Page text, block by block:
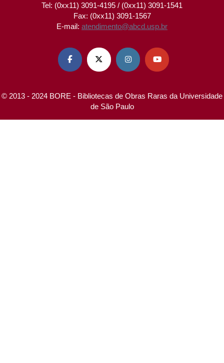
Tel: (0xx11) 3091-4195 / (0xx11) 3091-1541
Fax: (0xx11) 3091-1567
E-mail: atendimento@abcd.usp.br
   
© 2013 - 2024 BORE - Bibliotecas de Obras Raras da Universidade
de São Paulo